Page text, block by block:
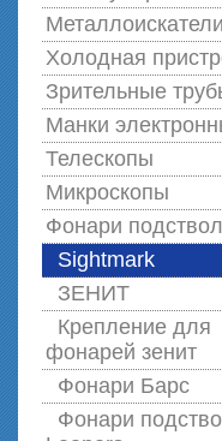
Металлоискатели
Холодная
Зрительные
Манки
Телескопы
Микроскопы
Фонари
Sightmark
ЗЕНИТ
Крепление для
фонарей зенит
Фонари Барс
Фонари